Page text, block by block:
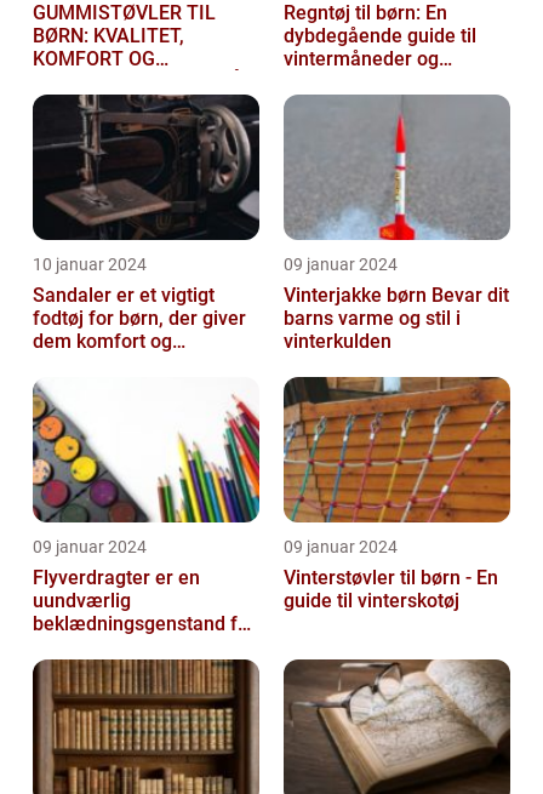
GUMMISTØVLER TIL
BØRN: KVALITET,
KOMFORT OG
Regntøj til børn: En
dybdegående guide til
vintermåneder og
10 januar 2024
Sandaler er et vigtigt
fodtøj for børn, der giver
dem komfort og
sommermånederne
09 januar 2024
Vinterjakke børn Bevar dit
barns varme og stil i
vinterkulden
09 januar 2024
Flyverdragter er en
uundværlig
beklædningsgenstand for
vintermåneder
09 januar 2024
Vinterstøvler til børn - En
guide til vinterskotøj